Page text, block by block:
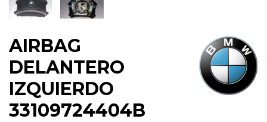
AIRBAG
DELANTERO
IZQUIERDO
33109724404B